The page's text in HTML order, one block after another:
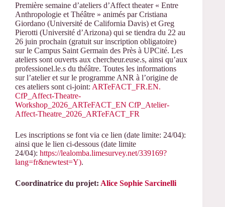
Première semaine d’ateliers d’Affect theater « Entre
Anthropologie et Théâtre » animés par Cristiana
Giordano (Université de California Davis) et Greg
Pierotti (Université d’Arizona) qui se tiendra du 22 au
26 juin prochain (gratuit sur inscription obligatoire)
sur le Campus Saint Germain des Près à UPCité. Les
ateliers sont ouverts aux chercheur.euse.s, ainsi qu’aux
professionel.le.s du théâtre. Toutes les informations
sur l’atelier et sur le programme ANR à l’origine de
ces ateliers sont ci-joint: ARTeFACT_FR.EN.
CfP_Affect-Theatre-
Workshop_2026_ARTeFACT_EN CfP_Atelier-
Affect-Theatre_2026_ARTeFACT_FR
Les inscriptions se font via ce lien (date limite: 24/04):
ainsi que le lien ci-dessous (date limite
24/04): https://lealomba.limesurvey.net/339169?
lang=fr&newtest=Y).
Coordinatrice du projet: Alice Sophie Sarcinelli